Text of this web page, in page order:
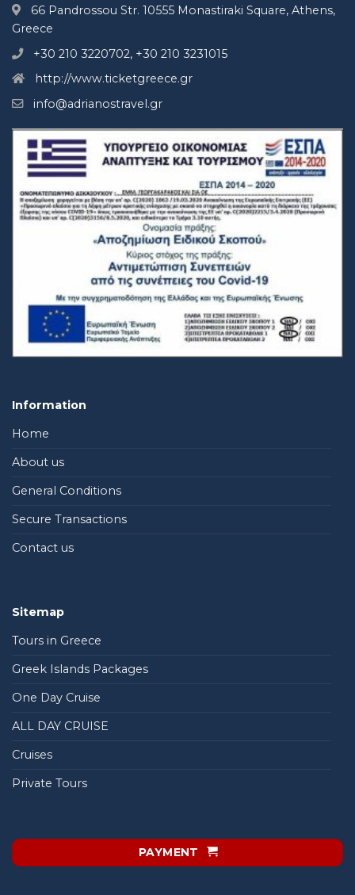
66 Pandrossou Str. 10555 Monastiraki Square, Athens,
Greece
+30 210 3220702, +30 210 3231015
http://www.ticketgreece.gr
info@adrianostravel.gr
Information
Home
About us
General Conditions
Secure Transactions
Contact us
Sitemap
Tours in Greece
Greek Islands Packages
One Day Cruise
ALL DAY CRUISE
Cruises
Private Tours
PAYMENT